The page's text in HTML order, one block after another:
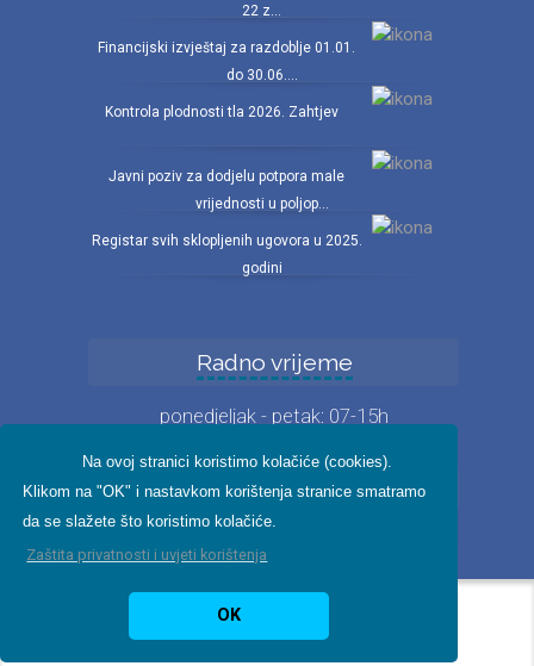
Na ovoj stranici koristimo kolačiće (cookies).
Klikom na "OK" i nastavkom korištenja stranice smatramo
da se slažete što koristimo kolačiće.
Zaštita privatnosti i uvjeti korištenja
OK
22 z...
Financijski izvještaj za razdoblje 01.01.
do 30.06....
Kontrola plodnosti tla 2026. Zahtjev
Javni poziv za dodjelu potpora male
vrijednosti u poljop...
Registar svih sklopljenih ugovora u 2025.
godini
Radno vrijeme
ponedjeljak - petak: 07-15h
Iz fotogalerije
Pikant IT 2024.
Zaštita